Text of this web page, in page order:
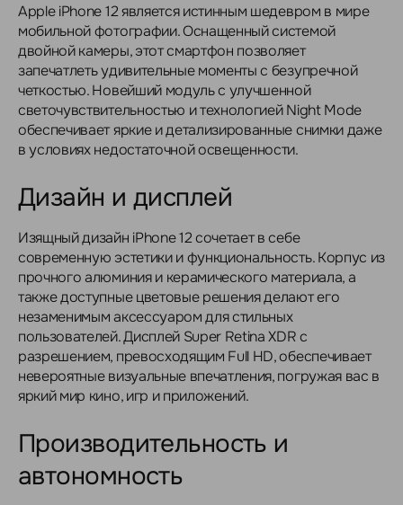
Apple iPhone 12 является истинным шедевром в мире
мобильной фотографии. Оснащенный системой
двойной камеры, этот смартфон позволяет
запечатлеть удивительные моменты с безупречной
четкостью. Новейший модуль с улучшенной
светочувствительностью и технологией Night Mode
обеспечивает яркие и детализированные снимки даже
в условиях недостаточной освещенности.
Дизайн и дисплей
Изящный дизайн iPhone 12 сочетает в себе
современную эстетики и функциональность. Корпус из
прочного алюминия и керамического материала, а
также доступные цветовые решения делают его
незаменимым аксессуаром для стильных
пользователей. Дисплей Super Retina XDR с
разрешением, превосходящим Full HD, обеспечивает
невероятные визуальные впечатления, погружая вас в
яркий мир кино, игр и приложений.
Производительность и
автономность